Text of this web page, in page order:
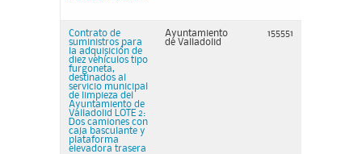
Contrato de
suministros para
la adquisición de
diez vehículos tipo
furgoneta,
destinados al
servicio municipal
de limpieza del
Ayuntamiento de
Valladolid LOTE 2:
Dos camiones con
caja basculante y
plataforma
elevadora trasera
Ayuntamiento
de Valladolid
155551